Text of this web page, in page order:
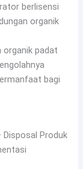
berlisensi
organik
organik padat
bagi
Disposal Produk